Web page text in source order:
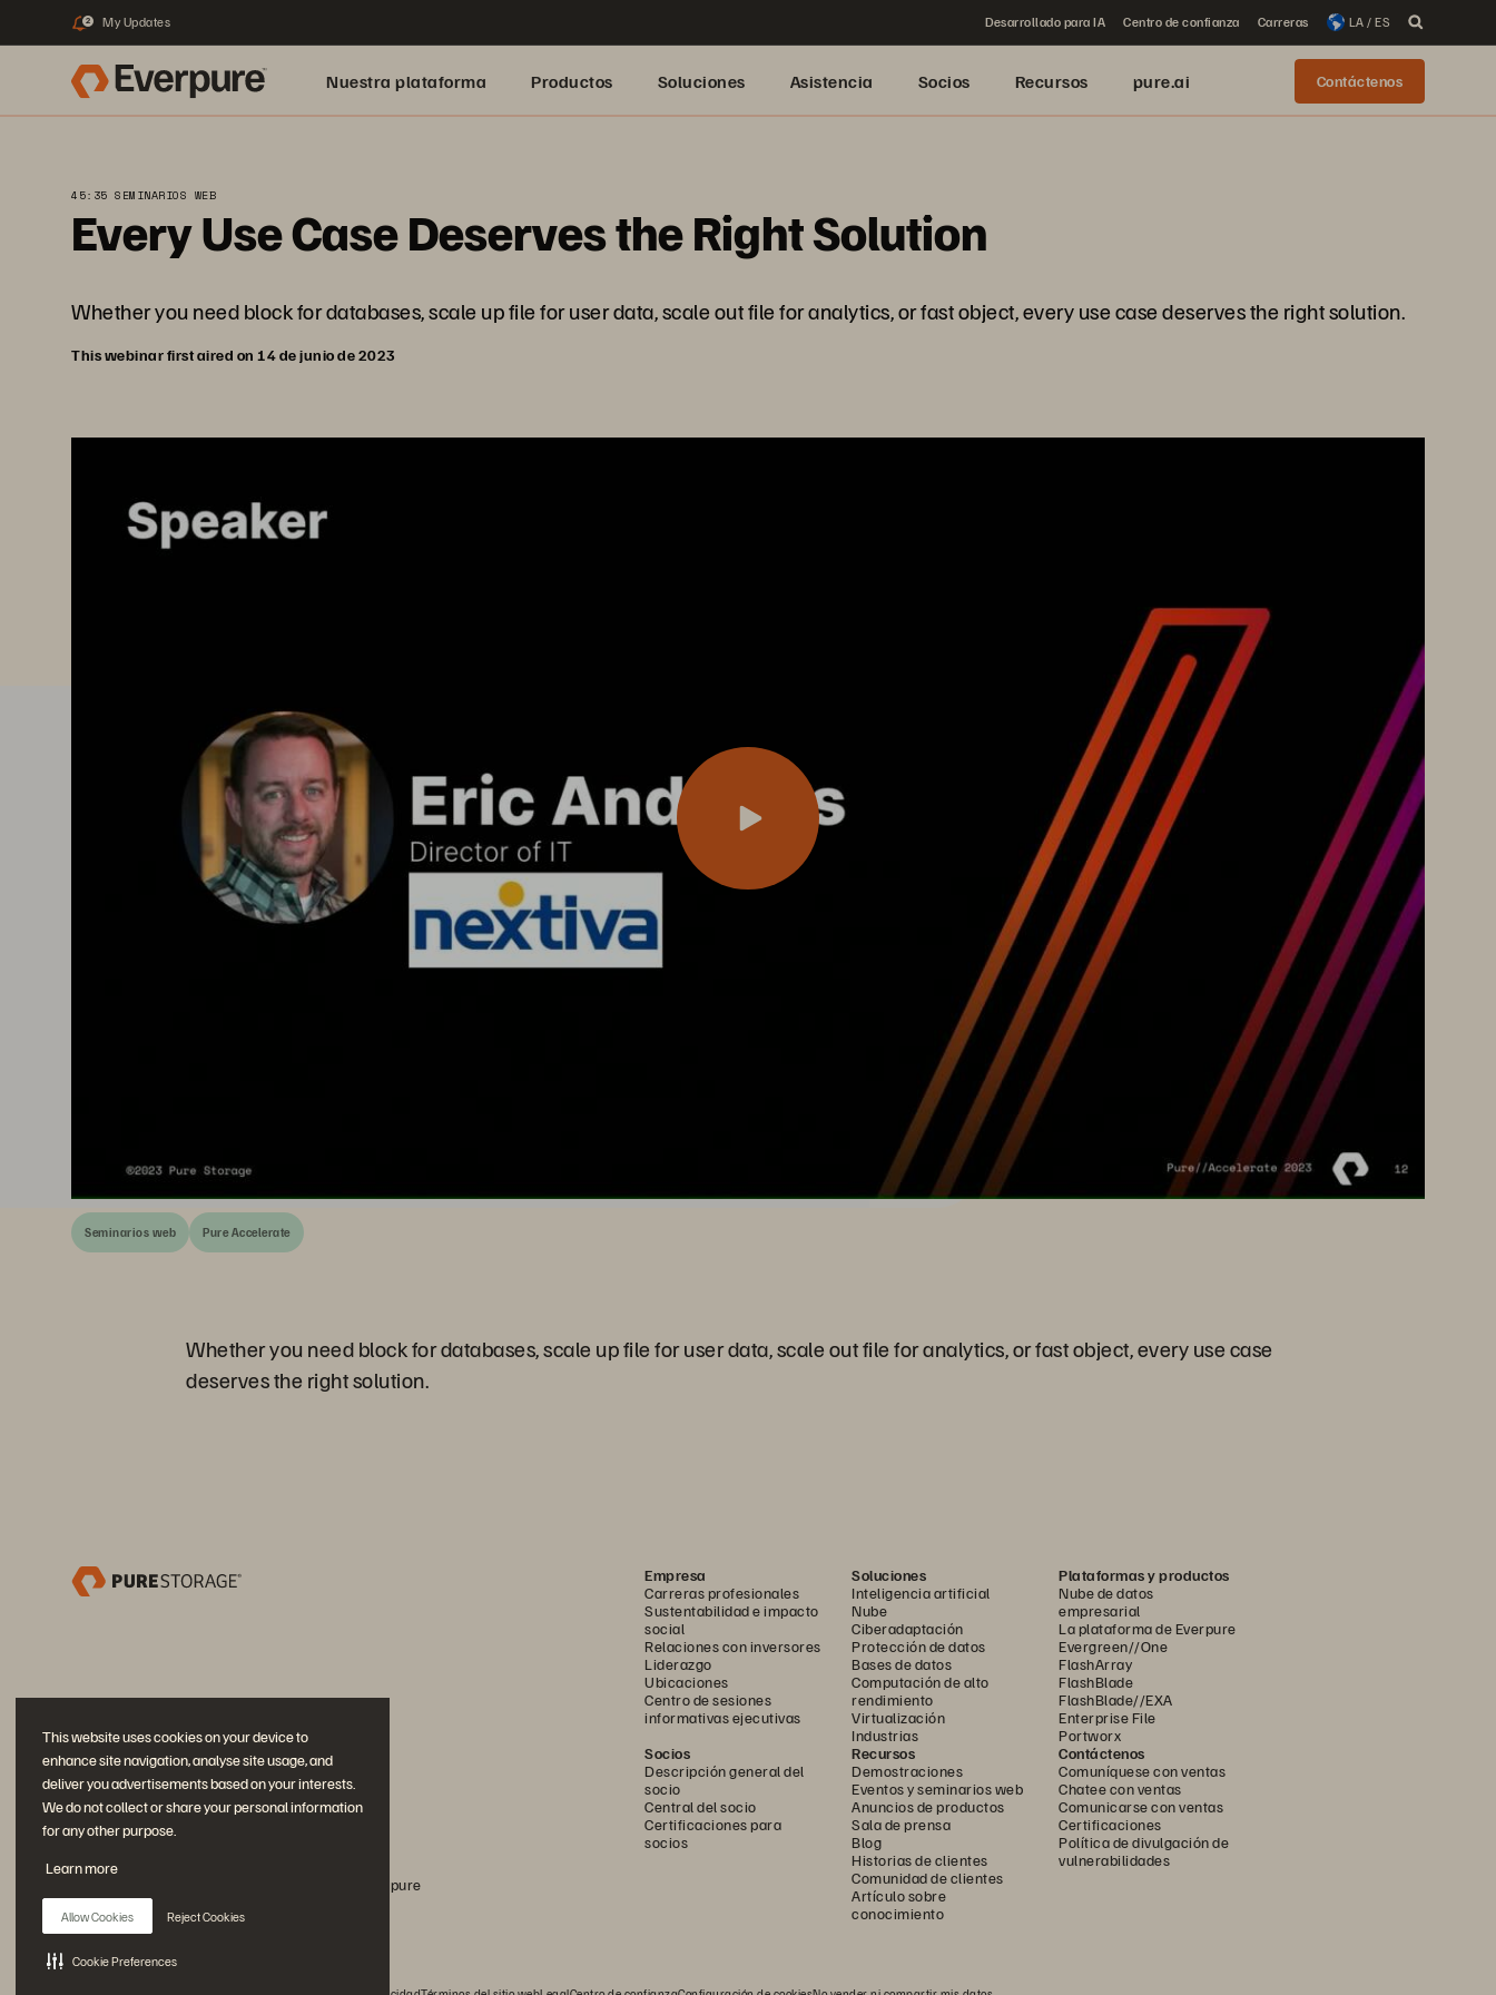
This website uses cookies on your device to
enhance site navigation, analyse site usage, and
deliver you advertisements based on your interests.
We do not collect or share your personal information
for any other purpose.
Learn more
Allow Cookies Reject Cookies
Cookie Preferences
2 My Updates Desarrollado para IA Centro de confianza Carreras LA / ES
Nuestra plataforma Productos Soluciones Asistencia Socios Recursos pure.ai Contáctenos
45:35 SEMINARIOS WEB
Every Use Case Deserves the Right Solution
Whether you need block for databases, scale up file for user data, scale out file for analytics, or fast object, every use case deserves the right solution.
This webinar first aired on 14 de junio de 2023
Seminarios web Pure Accelerate
Whether you need block for databases, scale up file for user data, scale out file for analytics, or fast object, every use case
deserves the right solution.
Empresa
Carreras profesionales
Sustentabilidad e impacto
social
Relaciones con inversores
Liderazgo
Ubicaciones
Centro de sesiones
informativas ejecutivas
Soluciones
Inteligencia artificial
Nube
Ciberadaptación
Protección de datos
Bases de datos
Computación de alto
rendimiento
Virtualización
Industrias
Plataformas y productos
Nube de datos
empresarial
La plataforma de Everpure
Evergreen//One
FlashArray
FlashBlade
FlashBlade//EXA
Enterprise File
Portworx
Socios
Descripción general del
socio
Central del socio
Certificaciones para
socios
Recursos
Demostraciones
Eventos y seminarios web
Anuncios de productos
Sala de prensa
Blog
Historias de clientes
Comunidad de clientes
Artículo sobre
conocimiento
Contáctenos
Comuníquese con ventas
Chatee con ventas
Comunicarse con ventas
Certificaciones
Política de divulgación de
vulnerabilidades
Únase a la conversación
Siga todos los canales sociales oficiales de Everpure